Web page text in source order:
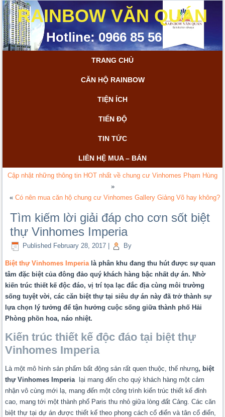
RAINBOW VĂN QUÁN
Hotline: 0966 85 56 85
TRANG CHỦ
CĂN HỘ RAINBOW
TIỆN ÍCH
TIẾN ĐỘ
TIN TỨC
LIÊN HỆ MUA – BÁN
Cập nhật những thông tin HOT nhất về chung cư Vinhomes Phạm Hùng
»
« Có nên mua căn hộ chung cư Vinhomes Gallery Giảng Võ hay không?
Tìm kiếm lời giải đáp cho cơn sốt biệt
thự Vinhomes Imperia
Published February 28, 2017 By
Biệt thự Vinhomes Imperialà phân khu đang thu hút được sự quan
tâm đặc biệt của đông đảo quý khách hàng bậc nhất dự án. Nhờ
kiến trúc thiết kế độc đáo, vị trí tọa lạc đắc địa cùng môi trường
sống tuyệt vời, các căn biệt thự tại siêu dự án này đã trở thành sự
lựa chọn lý tưởng để tận hưởng cuộc sống giữa thành phố Hải
Phòng phồn hoa, náo nhiệt.
Kiến trúc thiết kế độc đáo tại biệt thự
Vinhomes Imperia
Là một mô hình sản phẩm bất động sản rất quen thuộc, thế nhưng, biệt
thự Vinhomes Imperialại mang đến cho quý khách hàng một cảm
nhận vô cùng mới lạ, mang đến một công trình kiến trúc thiết kế đỉnh
cao, mang tới một thành phố Paris thu nhỏ giữa lòng đất Cảng. Các căn
biệt thự tại dự án được thiết kế theo phong cách cổ điển và tân cổ điển,